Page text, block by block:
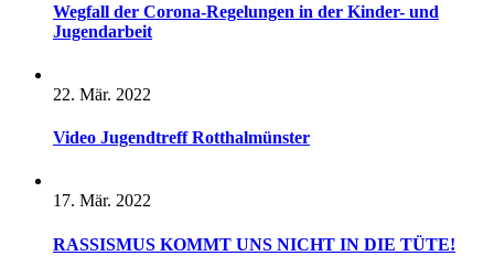
Wegfall der Corona-Regelungen in der Kinder- und
Jugendarbeit
22. Mär. 2022
Video Jugendtreff Rotthalmünster
17. Mär. 2022
RASSISMUS KOMMT UNS NICHT IN DIE TÜTE!